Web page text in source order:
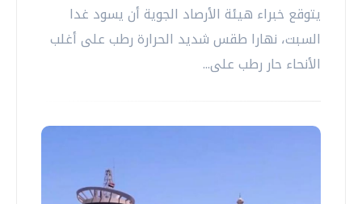
يتوقع خبراء هيئة الأرصاد الجوية أن يسود غدا
السبت، نهارا طقس شديد الحرارة رطب على أغلب
الأنحاء حار رطب على...